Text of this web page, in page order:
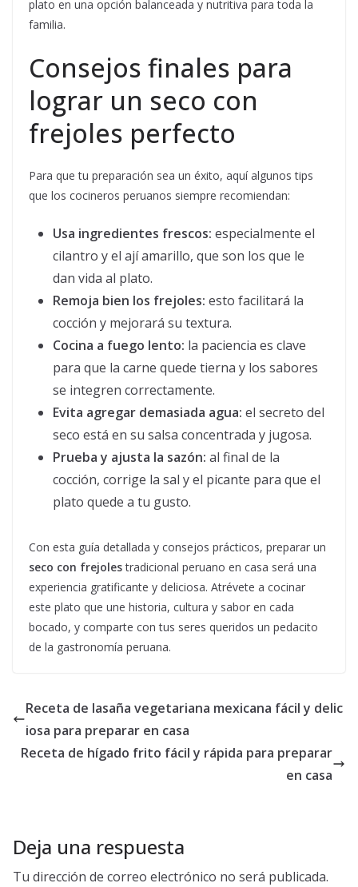
plato en una opción balanceada y nutritiva para toda la
familia.
Consejos finales para
lograr un seco con
frejoles perfecto
Para que tu preparación sea un éxito, aquí algunos tips
que los cocineros peruanos siempre recomiendan:
Usa ingredientes frescos: especialmente el
cilantro y el ají amarillo, que son los que le
dan vida al plato.
Remoja bien los frejoles: esto facilitará la
cocción y mejorará su textura.
Cocina a fuego lento: la paciencia es clave
para que la carne quede tierna y los sabores
se integren correctamente.
Evita agregar demasiada agua: el secreto del
seco está en su salsa concentrada y jugosa.
Prueba y ajusta la sazón: al final de la
cocción, corrige la sal y el picante para que el
plato quede a tu gusto.
Con esta guía detallada y consejos prácticos, preparar un
seco con frejolestradicional peruano en casa será una
experiencia gratificante y deliciosa. Atrévete a cocinar
este plato que une historia, cultura y sabor en cada
bocado, y comparte con tus seres queridos un pedacito
de la gastronomía peruana.
Receta de lasaña vegetariana mexicana fácil y delic
iosa para preparar en casa
Receta de hígado frito fácil y rápida para preparar
en casa
Deja una respuesta
Tu dirección de correo electrónico no será publicada.